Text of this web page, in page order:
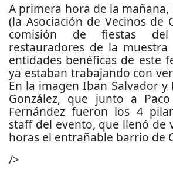
A primera hora de la
(la Asociación de Vecinos de
comisión de fiestas
restauradores de la
entidades benéficas de este
ya estaban trabajando con
En la imagen Iban Salvador y
González, que junto a
Fernández fueron los 4
staff del evento, que llenó de
horas el entrañable barrio de
/>